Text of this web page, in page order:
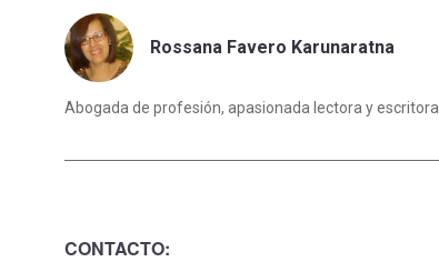
Rossana Favero Karunaratna
Abogada de profesión, apasionada lectora y escritora.
CONTACTO: